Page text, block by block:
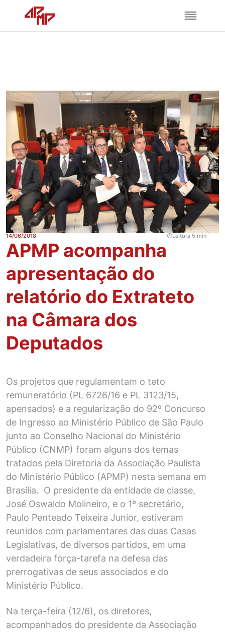
14/06/2018 Leitura 5 min
APMP acompanha
apresentação do
relatório do Extrateto
na Câmara dos
Deputados
Os projetos que regulamentam o teto
remuneratório (PL 6726/16 e PL 3123/15,
apensados) e a regularização do 92º Concurso
de Ingresso ao Ministério Público de São Paulo
junto ao Conselho Nacional do Ministério
Público (CNMP) foram alguns dos temas
tratados pela Diretoria da Associação Paulista
do Ministério Público (APMP) nesta semana em
Brasília. O presidente da entidade de classe,
José Oswaldo Molineiro, e o 1º secretário,
Paulo Penteado Teixeira Junior, estiveram
reunidos com parlamentares das duas Casas
Legislativas, de diversos partidos, em uma
verdadeira força-tarefa na defesa das
prerrogativas de seus associados e do
Ministério Público.
Na terça-feira (12/6), os diretores,
acompanhados do presidente da Associação